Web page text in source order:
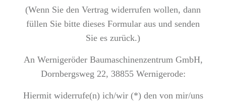
(Wenn Sie den Vertrag widerrufen wollen, dann
füllen Sie bitte dieses Formular aus und senden
Sie es zurück.)
An Wernigeröder Baumaschinenzentrum GmbH,
Dornbergsweg 22, 38855 Wernigerode:
Hiermit widerrufe(n) ich/wir (*) den von mir/uns